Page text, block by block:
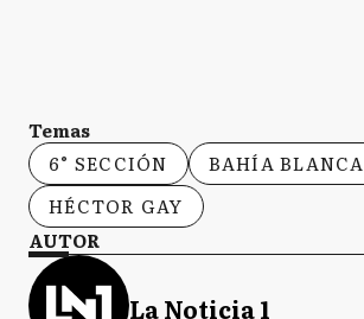
Temas
6° SECCIÓN
BAHÍA BLANCA
HÉCTOR GAY
AUTOR
La Noticia 1